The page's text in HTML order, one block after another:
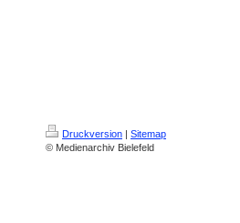
Druckversion | Sitemap
© Medienarchiv Bielefeld